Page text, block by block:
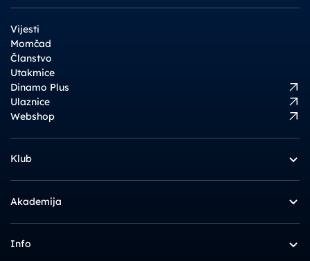
Vijesti
Momčad
Članstvo
Utakmice
Dinamo Plus
Ulaznice
Webshop
Klub
Akademija
Info